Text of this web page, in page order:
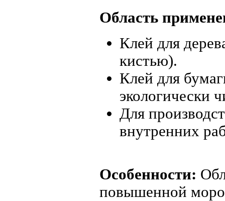
Область
Клей для
кистью).
Клей для
экологически
Для
внутренних
Особенности:
повышенной